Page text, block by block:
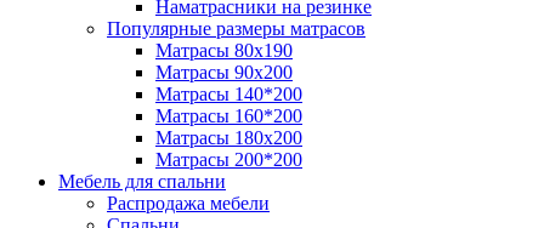
Наматрасники на резинке
Популярные размеры матрасов
Матрасы 80x190
Матрасы 90x200
Матрасы 140*200
Матрасы 160*200
Матрасы 180x200
Матрасы 200*200
Мебель для спальни
Распродажа мебели